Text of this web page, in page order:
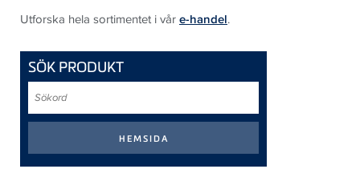
Utforska hela sortimentet i våre-handel.
SÖK PRODUKT